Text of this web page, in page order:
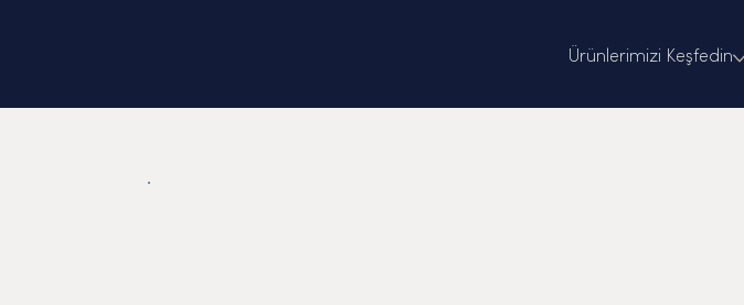
Ürünlerimizi Keşfedin